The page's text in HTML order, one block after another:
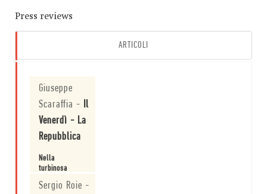
Press reviews
ARTICOLI
Giuseppe
Scaraffia - Il
Venerdì - La
Repubblica
Nella
turbinosa
Paul Smaïl si
Sergio Roie -